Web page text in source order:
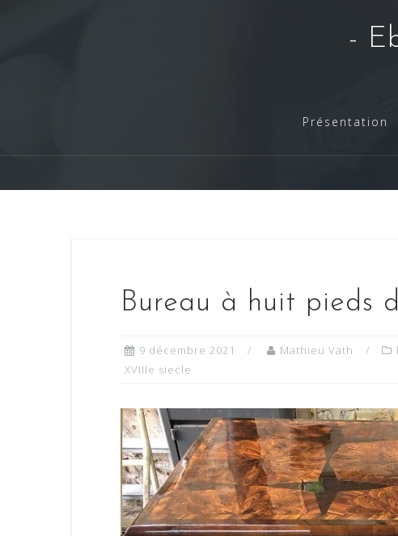
-
Présentation
Bureau à huit pieds
9 décembre 2021 Mathieu Vath
XVIIIe siecle